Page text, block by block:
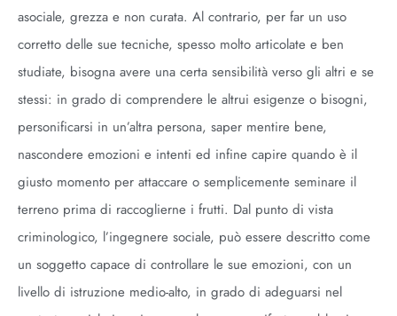
asociale, grezza e non curata. Al contrario, per far un uso
corretto delle sue tecniche, spesso molto articolate e ben
studiate, bisogna avere una certa sensibilità verso gli altri e se
stessi: in grado di comprendere le altrui esigenze o bisogni,
personificarsi in un’altra persona, saper mentire bene,
nascondere emozioni e intenti ed infine capire quando è il
giusto momento per attaccare o semplicemente seminare il
terreno prima di raccoglierne i frutti. Dal punto di vista
criminologico, l’ingegnere sociale, può essere descritto come
un soggetto capace di controllare le sue emozioni, con un
livello di istruzione medio-alto, in grado di adeguarsi nel